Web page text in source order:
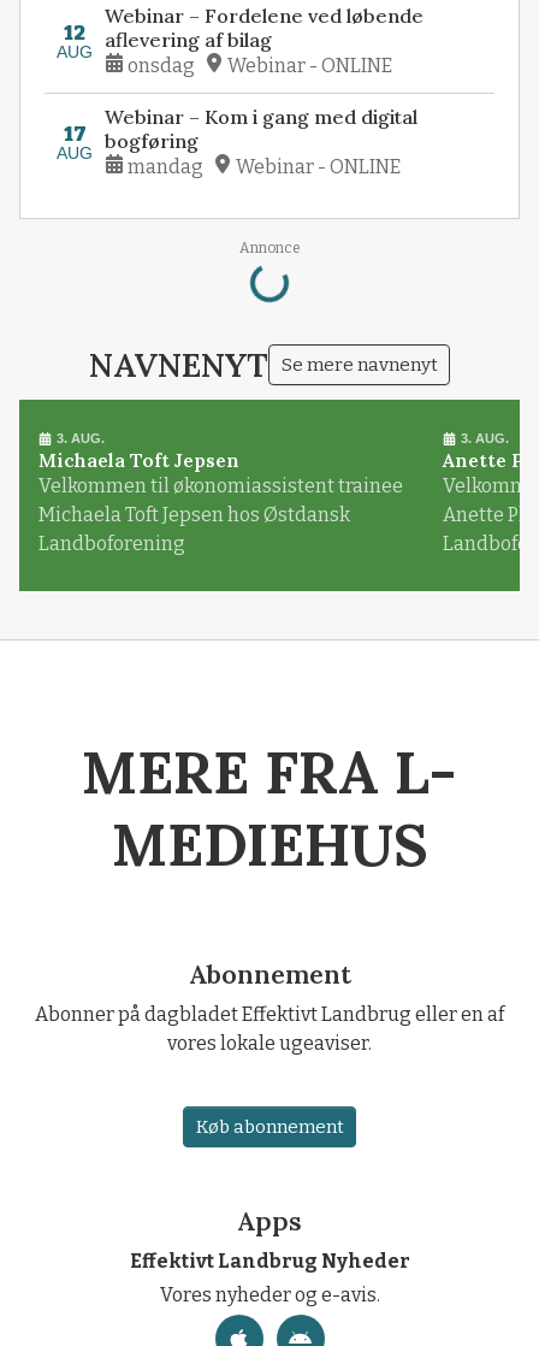
12
AUG
Webinar – Fordelene ved løbende
aflevering af bilag
onsdag Webinar - ONLINE
17
AUG
Webinar – Kom i gang med digital
bogføring
mandag Webinar - ONLINE
Annonce
Loading...
NAVNENYT Se mere navnenyt
3. AUG.
Michaela Toft Jepsen
Velkommen til økonomiassistent trainee
Michaela Toft Jepsen hos Østdansk
Landboforening
3. AUG.
Anette
Anette
MERE FRA L-
MEDIEHUS
Abonnement
Abonner på dagbladet Effektivt Landbrug eller en af
vores lokale ugeaviser.
Køb abonnement
Apps
Effektivt Landbrug Nyheder
Vores nyheder og e-avis.